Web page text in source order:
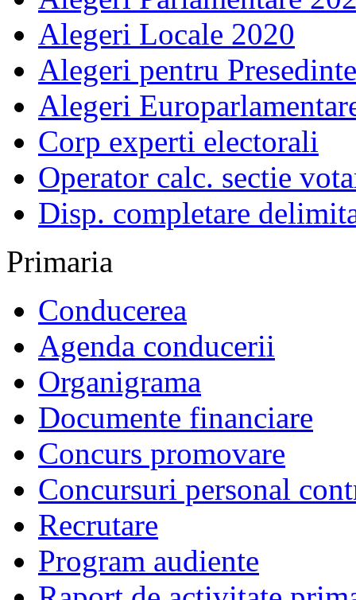
Alegeri Locale 2020
Alegeri pentru
Alegeri
Corp experti electorali
Operator calc. sectie
Disp. completare
Primaria
Conducerea
Agenda conducerii
Organigrama
Documente financiare
Concurs promovare
Concursuri personal
Recrutare
Program audiente